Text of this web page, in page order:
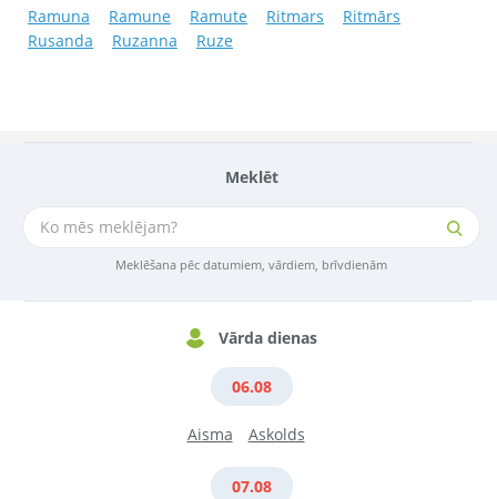
Meklēt
Meklēšana pēc datumiem, vārdiem, brīvdienām
Vārda dienas
06.08
Aisma Askolds
07.08
Ramuna
Ramune Ramute Ritmars
Ritmārs
Rusanda
Ruzanna Ruze